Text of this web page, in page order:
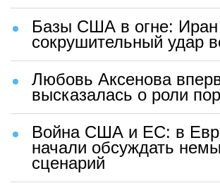
Базы США в огне: Иран
сокрушительный удар
Любовь Аксенова
высказалась о роли
Война США и ЕС: в
начали обсуждать
сценарий